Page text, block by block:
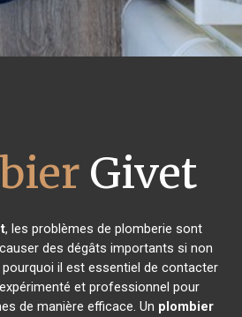
Givet
, les problèmes de plomberie sont
des dégâts importants si non
il est essentiel de contacter
expérimenté et professionnel pour
de manière efficace. Un plombier